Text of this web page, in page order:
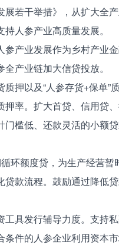
若干举措》，从扩大全
人参产业高质量发展。
产业发展作为乡村产业
产业链加大信贷投放。
押以及“人参存货+保单
率。扩大首贷、信用贷
槛低、还款灵活的小额
环额度贷，为生产经营
款流程。鼓励通过降低
具发行辅导力度。支持
件的人参企业利用资本市